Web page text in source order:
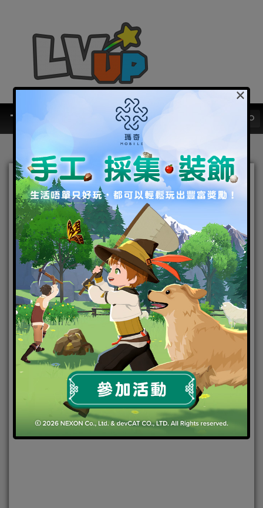
《THE KING OF
FIGHTERS AFK》最新更新
「洛克．霍華德」參戰！
2026-06-11|Android,IOS,手機遊戲
×